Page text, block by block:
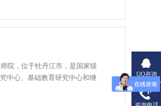
院，位于牡丹江市，是国家级
中心、基础教育研究中心和继
QQ咨询